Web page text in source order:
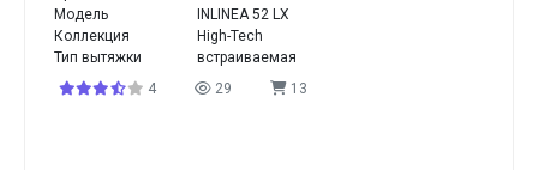
Модель
INLINEA 52 LX
Коллекция
High-Tech
Тип вытяжки
встраиваемая
4
29 13